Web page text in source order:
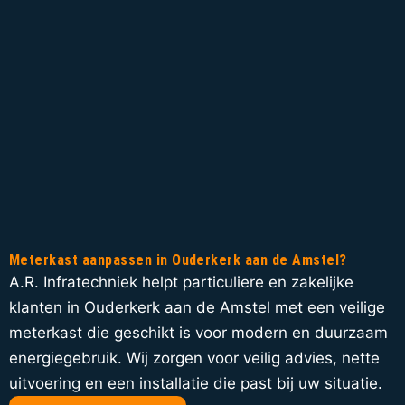
Meterkast aanpassen in Ouderkerk aan de Amstel?
A.R. Infratechniek helpt particuliere en zakelijke
klanten in Ouderkerk aan de Amstel met een veilige
meterkast die geschikt is voor modern en duurzaam
energiegebruik. Wij zorgen voor veilig advies, nette
uitvoering en een installatie die past bij uw situatie.